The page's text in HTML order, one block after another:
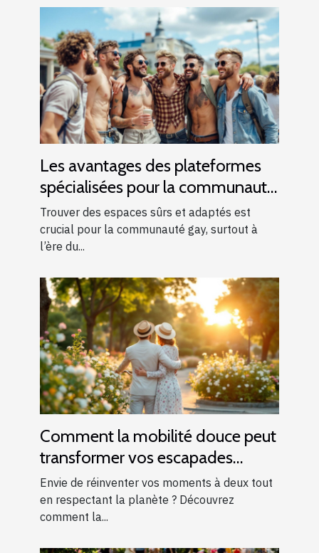
Les avantages des plateformes
spécialisées pour la communauté
gay
Trouver des espaces sûrs et adaptés est
crucial pour la communauté gay, surtout à
l’ère du...
Comment la mobilité douce peut
transformer vos escapades
romantiques ?
Envie de réinventer vos moments à deux tout
en respectant la planète ? Découvrez
comment la...